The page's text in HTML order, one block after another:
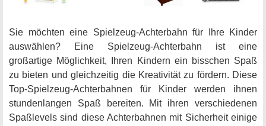
Sie möchten eine Spielzeug-Achterbahn für Ihre Kinder
auswählen? Eine Spielzeug-Achterbahn ist eine
großartige Möglichkeit, Ihren Kindern ein bisschen Spaß
zu bieten und gleichzeitig die Kreativität zu fördern. Diese
Top-Spielzeug-Achterbahnen für Kinder werden ihnen
stundenlangen Spaß bereiten. Mit ihren verschiedenen
Spaßlevels sind diese Achterbahnen mit Sicherheit einige